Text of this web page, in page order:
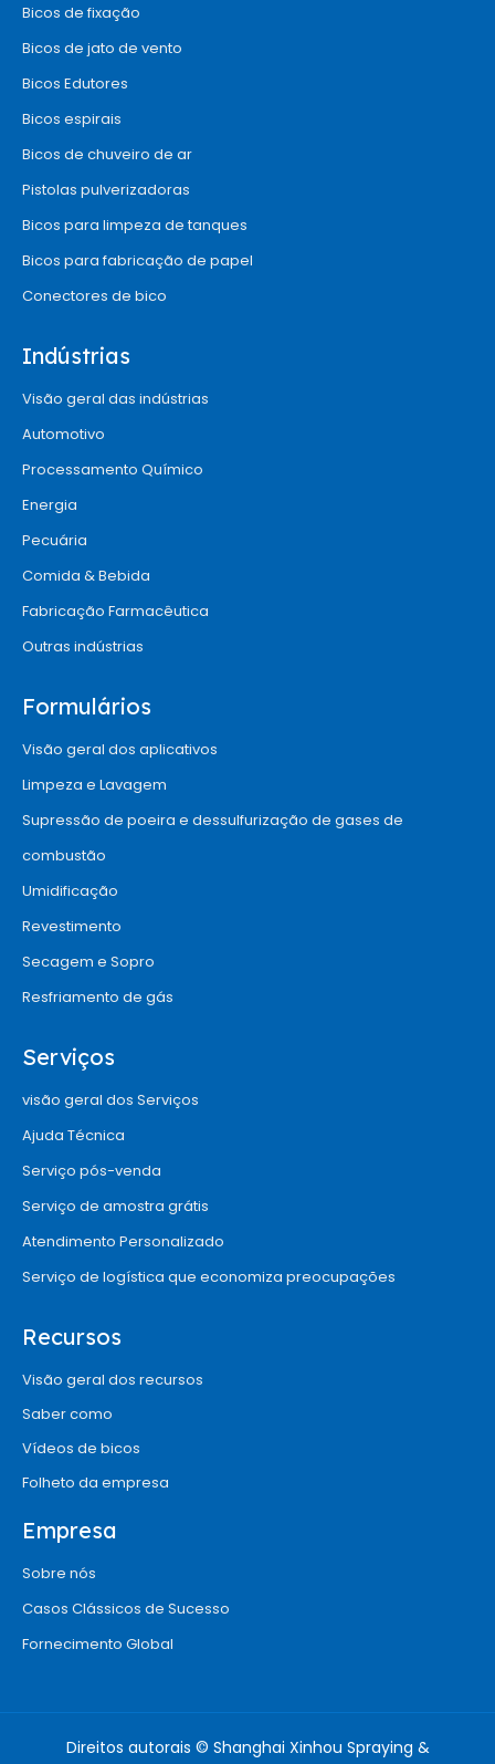
Bicos de fixação
Bicos de jato de vento
Bicos Edutores
Bicos espirais
Bicos de chuveiro de ar
Pistolas pulverizadoras
Bicos para limpeza de tanques
Bicos para fabricação de papel
Conectores de bico
Indústrias
Visão geral das indústrias
Automotivo
Processamento Químico
Energia
Pecuária
Comida & Bebida
Fabricação Farmacêutica
Outras indústrias
Formulários
Visão geral dos aplicativos
Limpeza e Lavagem
Supressão de poeira e dessulfurização de gases de
combustão
Umidificação
Revestimento
Secagem e Sopro
Resfriamento de gás
Serviços
visão geral dos Serviços
Ajuda Técnica
Serviço pós-venda
Serviço de amostra grátis
Atendimento Personalizado
Serviço de logística que economiza preocupações
Recursos
Visão geral dos recursos
Saber como
Vídeos de bicos
Folheto da empresa
Empresa
Sobre nós
Casos Clássicos de Sucesso
Fornecimento Global
Direitos autorais © Shanghai Xinhou Spraying &